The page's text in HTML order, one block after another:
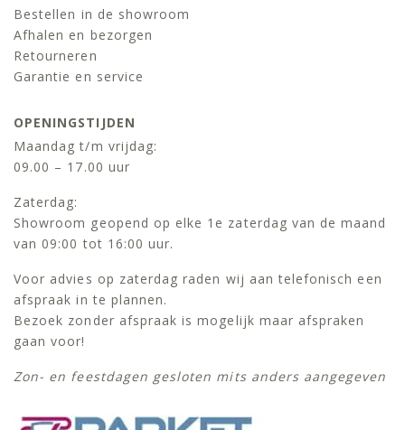
Bestellen in de showroom
Afhalen en bezorgen
Retourneren
Garantie en service
OPENINGSTIJDEN
Maandag t/m vrijdag:
09.00 – 17.00 uur
Zaterdag:
Showroom geopend op elke 1e zaterdag van de maand
van 09:00 tot 16:00 uur.
Voor advies op zaterdag raden wij aan telefonisch een
afspraak in te plannen.
Bezoek zonder afspraak is mogelijk maar afspraken
gaan voor!
Zon- en feestdagen gesloten mits anders aangegeven